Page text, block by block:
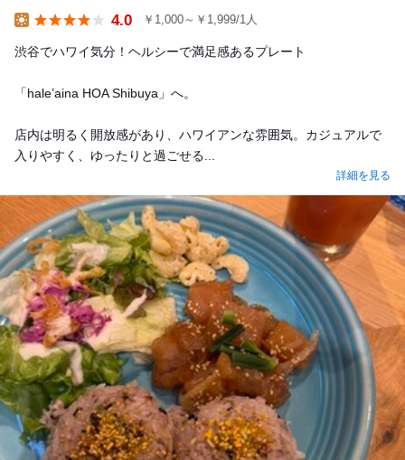
4.0 ￥1,000～￥1,999/1人
渋谷でハワイ気分！ヘルシーで満足感あるプレート
「hale’aina HOA Shibuya」へ。
店内は明るく開放感があり、ハワイアンな雰囲気。カジュアルで
入りやすく、ゆったりと過ごせる...
詳細を見る